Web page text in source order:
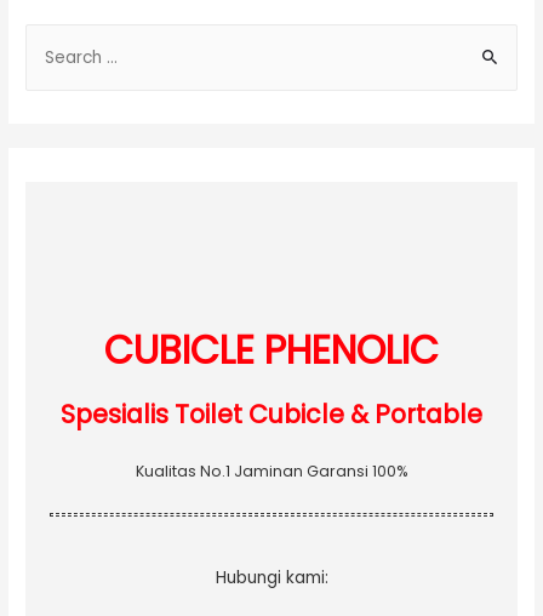
CUBICLE PHENOLIC
Spesialis Toilet Cubicle & Portable
Kualitas No.1 Jaminan Garansi 100%
Hubungi kami: